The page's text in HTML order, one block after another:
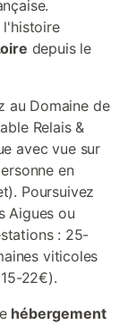
l'histoire
depuis le
au Domaine de
Relais &
avec vue sur
en
Poursuivez
Aigues ou
: 25-
viticoles
22€).
hébergement